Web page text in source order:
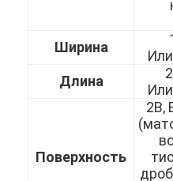
Продукты
Видеозаписи
Экскурсия по заводу
Ширина
Длина
Поверхность
2B,